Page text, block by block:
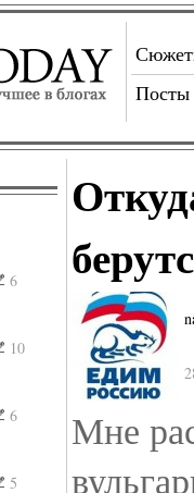
Посты
6
10
6
5
Мне